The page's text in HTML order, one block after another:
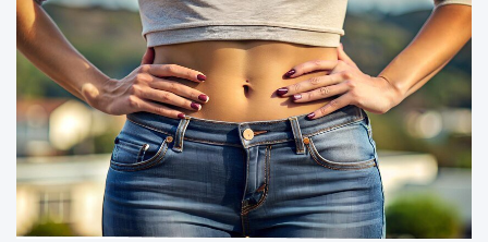
ę
s
z
e
p
r
z
y
c
c
h
u
n
ą
ć
?